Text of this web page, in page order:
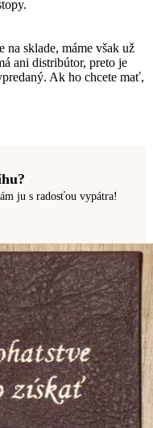
na sklade, máme však už
ani distribútor, preto je
Ak ho chcete mať,
ju s radosťou vypátra!